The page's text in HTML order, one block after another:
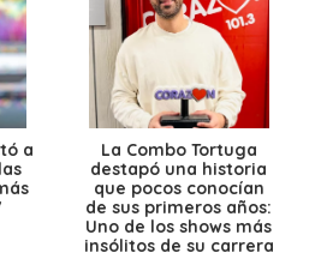
a
La Combo Tortuga
destapó una historia
que pocos conocían
de sus primeros años:
Uno de los shows más
insólitos de su carrera